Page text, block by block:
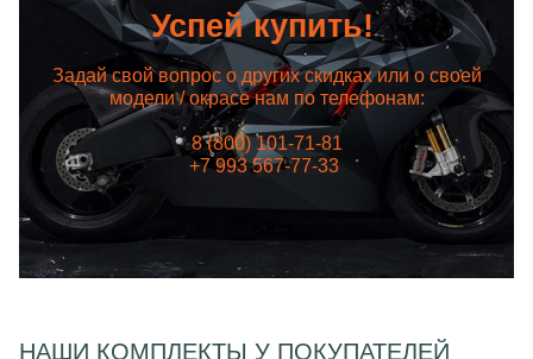
Успей купить!
Задай свой вопрос о других скидках или о своей
модели / окрасе нам по телефонам:
8 (800) 101-71-81
+7 993 567-77-33
НАШИ КОМПЛЕКТЫ У ПОКУПАТЕЛЕЙ